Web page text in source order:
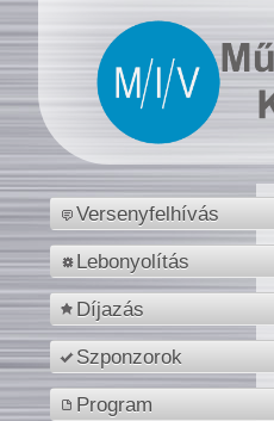
Versenyfelhívás
Lebonyolítás
Díjazás
Szponzorok
Program